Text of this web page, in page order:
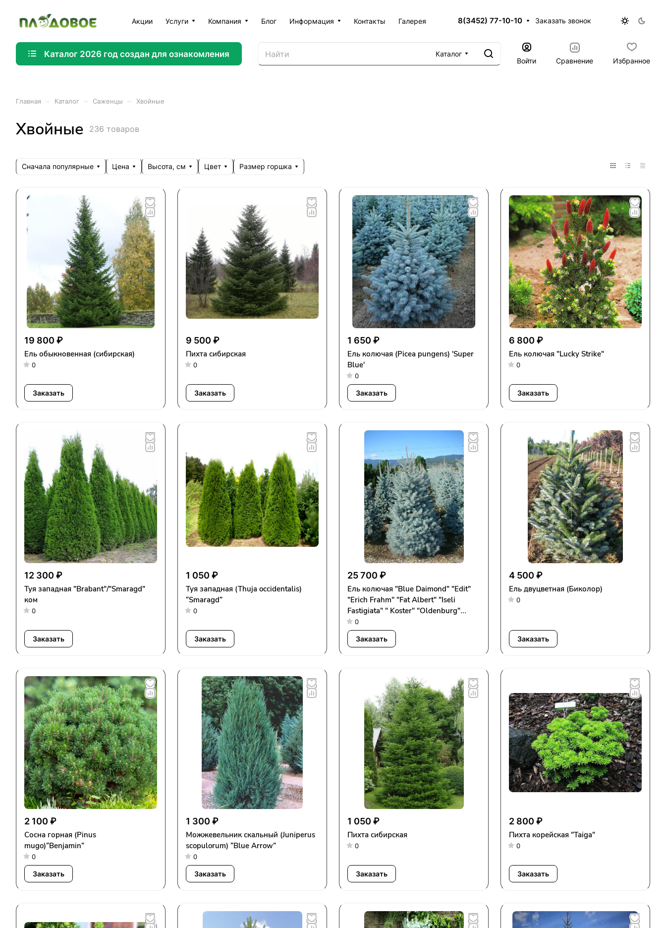
Акции Услуги Компания Блог Информация Контакты Галерея 8(3452) 77-10-10 Заказать звонок
Каталог 2026 год создан для ознакомления
Каталог
Войти
Сравнение Избранное
Главная Каталог Саженцы Хвойные
Хвойные 236 товаров
Сначала популярные Цена Высота, см Цвет Размер горшка
19 800 ₽
Ель обыкновенная (сибирская)
0
Заказать
9 500 ₽
Пихта сибирская
0
Заказать
1 650 ₽
Ель колючая (Picea pungens) 'Super
Blue'
0
Заказать
6 800 ₽
Ель колючая "Lucky Strike"
0
Заказать
12 300 ₽
Туя западная "Brabant"/"Smaragd"
ком
0
Заказать
1 050 ₽
Туя западная (Thuja occidentalis)
“Smaragd”
0
Заказать
25 700 ₽
Ель колючая "Blue Daimond" "Edit"
"Erich Frahm" "Fat Albert" "Iseli
Fastigiata" " Koster" "Oldenburg"
(Ком)
0
Заказать
4 500 ₽
Ель двуцветная (Биколор)
0
Заказать
2 100 ₽
Сосна горная (Pinus
mugo)“Benjamin”
0
Заказать
1 300 ₽
Можжевельник скальный (Juniperus
scopulorum) “Blue Arrow”
0
Заказать
1 050 ₽
Пихта сибирская
0
Заказать
2 800 ₽
Пихта корейская "Taiga"
0
Заказать